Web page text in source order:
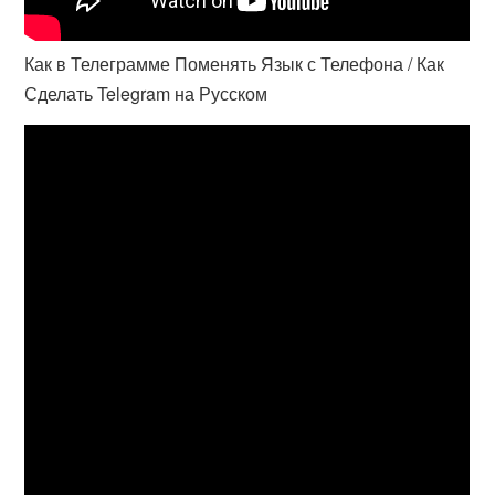
Как в Телеграмме Поменять Язык с Телефона / Как
Сделать Telegram на Русском